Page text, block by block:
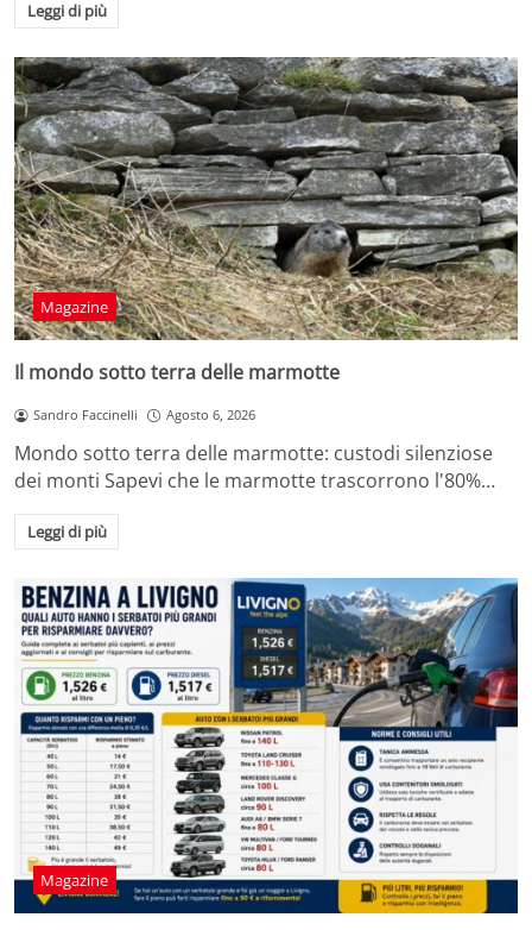
Leggi di più
Magazine
Il mondo sotto terra delle marmotte
Sandro Faccinelli Agosto 6, 2026
Mondo sotto terra delle marmotte: custodi silenziose
dei monti Sapevi che le marmotte trascorrono l'80%…
Leggi di più
Magazine